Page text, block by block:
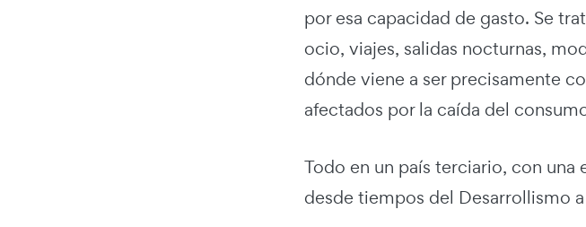
por esa capacidad de gasto. Se
ocio, viajes, salidas nocturnas,
dónde viene a ser precisamente
afectados por la caída del
Todo en un país terciario, con una
desde tiempos del Desarrollismo